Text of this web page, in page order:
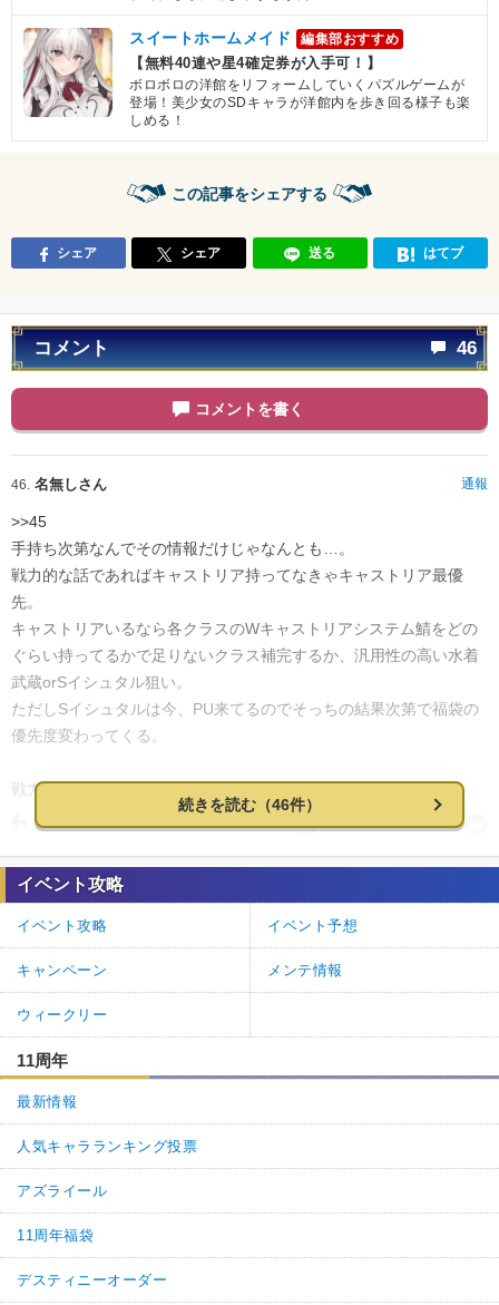
スイートホームメイド 編集部おすすめ
【無料40連や星4確定券が入手可！】
ボロボロの洋館をリフォームしていくパズルゲームが
登場！美少女のSDキャラが洋館内を歩き回る様子も楽
しめる！
この記事をシェアする
シェア シェア 送る はてブ
コメント 46
コメントを書く
46. 名無しさん 通報
>>45
手持ち次第なんでその情報だけじゃなんとも…。
戦力的な話であればキャストリア持ってなきゃキャストリア最優
先。
キャストリアいるなら各クラスのWキャストリアシステム鯖をどの
ぐらい持ってるかで足りないクラス補完するか、汎用性の高い水着
武蔵orSイシュタル狙い。
ただしSイシュタルは今、PU来てるのでそっちの結果次第で福袋の
優先度変わってくる。
戦力度外視なら本能の赴くまま好きなキャラ狙いで引いたらいい
返信(0) 0 0
45. 名無しさん
EXTRAクラスの福袋引こうと思っているんですけどどのEXTRAクラ
スの福袋がいいですか？オススメ教えてください
>>43
福袋でライネスとマーリン当ててるとか普通に勝ち組だから誇って
いいぞ
返信(0) 6 0
43. 名無しさん
その時期の福袋でオルジュナ狙って司馬懿出たリベンジに引いたら今度はマー
続きを読む（46件）
イベント攻略
イベント攻略 イベント予想
キャンペーン メンテ情報
ウィークリー
11周年
最新情報
人気キャラランキング投票
アズライール
11周年福袋
デスティニーオーダー